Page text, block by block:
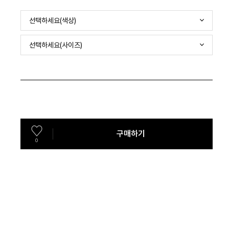
선택하세요(색상)
선택하세요(사이즈)
0
구매하기